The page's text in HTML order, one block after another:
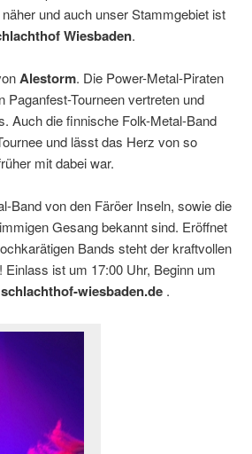
und auch unser Stammgebiet ist
Wiesbaden.
Alestorm. Die Power-Metal-Piraten
Tourneen vertreten und
Auch die finnische Folk-Metal-Band
und lässt das Herz von so
mit dabei war.
Band von den Färöer Inseln, sowie die
Gesang bekannt sind. Eröffnet
Bands steht der kraftvollen
ist um 17:00 Uhr, Beginn um
schlachthof-wiesbaden.de .